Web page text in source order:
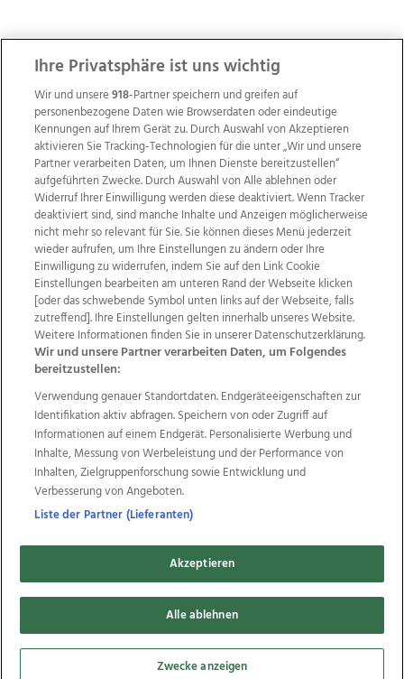
ZUR NACHRICHTENÜBERSICHT
Wir über uns Mediadaten Kontakt
Jobs
Datenschutz
Impressum
AGB Anzeigekunden
AGB Website
Ehrenkodex Politische Werbung
Weitere Angebote des Medienhauses Wimmer
TV1 di-mog-i.at OÖNow
Ischler Woche
Life Radio
OÖNachrichten
OÖN Immobilien
OÖN Karriere
OÖN Reise
Promenaden Galerien
Regionaljobs
wasistlos.at
Copyrights © 2026 Tips Zeitungs GmbH & Co KG
developed by11x11.net
Cookie Einstellungen bearbeiten
Ihre Privatsphäre ist uns wichtig
Wir und unsere918-Partner speichern und greifen auf
personenbezogene Daten wie Browserdaten oder eindeutige
Kennungen auf Ihrem Gerät zu. Durch Auswahl von Akzeptieren
aktivieren Sie Tracking-Technologien für die unter „Wir und unsere
Partner verarbeiten Daten, um Ihnen Dienste bereitzustellen“
aufgeführten Zwecke. Durch Auswahl von Alle ablehnen oder
Widerruf Ihrer Einwilligung werden diese deaktiviert. Wenn Tracker
deaktiviert sind, sind manche Inhalte und Anzeigen möglicherweise
nicht mehr so relevant für Sie. Sie können dieses Menü jederzeit
wieder aufrufen, um Ihre Einstellungen zu ändern oder Ihre
Einwilligung zu widerrufen, indem Sie auf den Link Cookie
Einstellungen bearbeiten am unteren Rand der Webseite klicken
[oder das schwebende Symbol unten links auf der Webseite, falls
zutreffend]. Ihre Einstellungen gelten innerhalb unseres Website.
Weitere Informationen finden Sie in unserer Datenschutzerklärung.
Wir und unsere Partner verarbeiten Daten, um Folgendes
bereitzustellen:
Verwendung genauer Standortdaten. Endgeräteeigenschaften zur
Identifikation aktiv abfragen. Speichern von oder Zugriff auf
Informationen auf einem Endgerät. Personalisierte Werbung und
Inhalte, Messung von Werbeleistung und der Performance von
Inhalten, Zielgruppenforschung sowie Entwicklung und
Verbesserung von Angeboten.
Liste der Partner (Lieferanten)
Akzeptieren
Alle ablehnen
Zwecke anzeigen